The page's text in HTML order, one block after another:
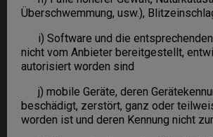
Überschwemmung, usw.),
i) Software und die entsprechenden
nicht vom Anbieter bereitgestellt,
autorisiert worden sind
j) mobile Geräte, deren
beschädigt, zerstört, ganz oder
worden ist und deren Kennung nicht